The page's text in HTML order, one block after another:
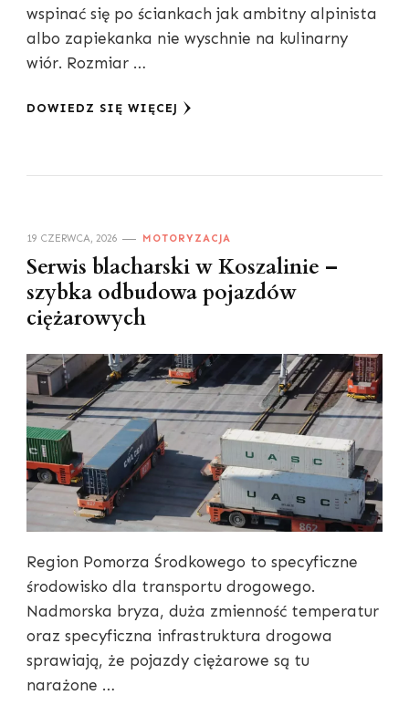
wspinać się po ściankach jak ambitny alpinista
albo zapiekanka nie wyschnie na kulinarny
wiór. Rozmiar …
DOWIEDZ SIĘ WIĘCEJ
19 CZERWCA, 2026 MOTORYZACJA
Serwis blacharski w Koszalinie –
szybka odbudowa pojazdów
ciężarowych
Region Pomorza Środkowego to specyficzne
środowisko dla transportu drogowego.
Nadmorska bryza, duża zmienność temperatur
oraz specyficzna infrastruktura drogowa
sprawiają, że pojazdy ciężarowe są tu
narażone …